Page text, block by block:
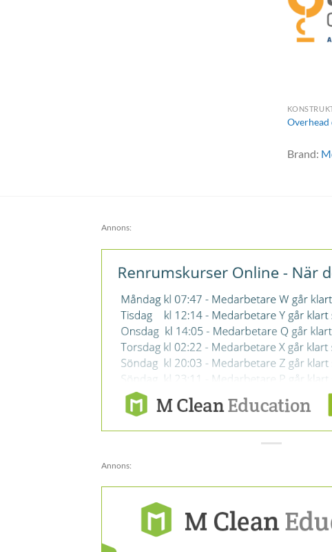
Overhead
Brand:
Annons:
Annons: